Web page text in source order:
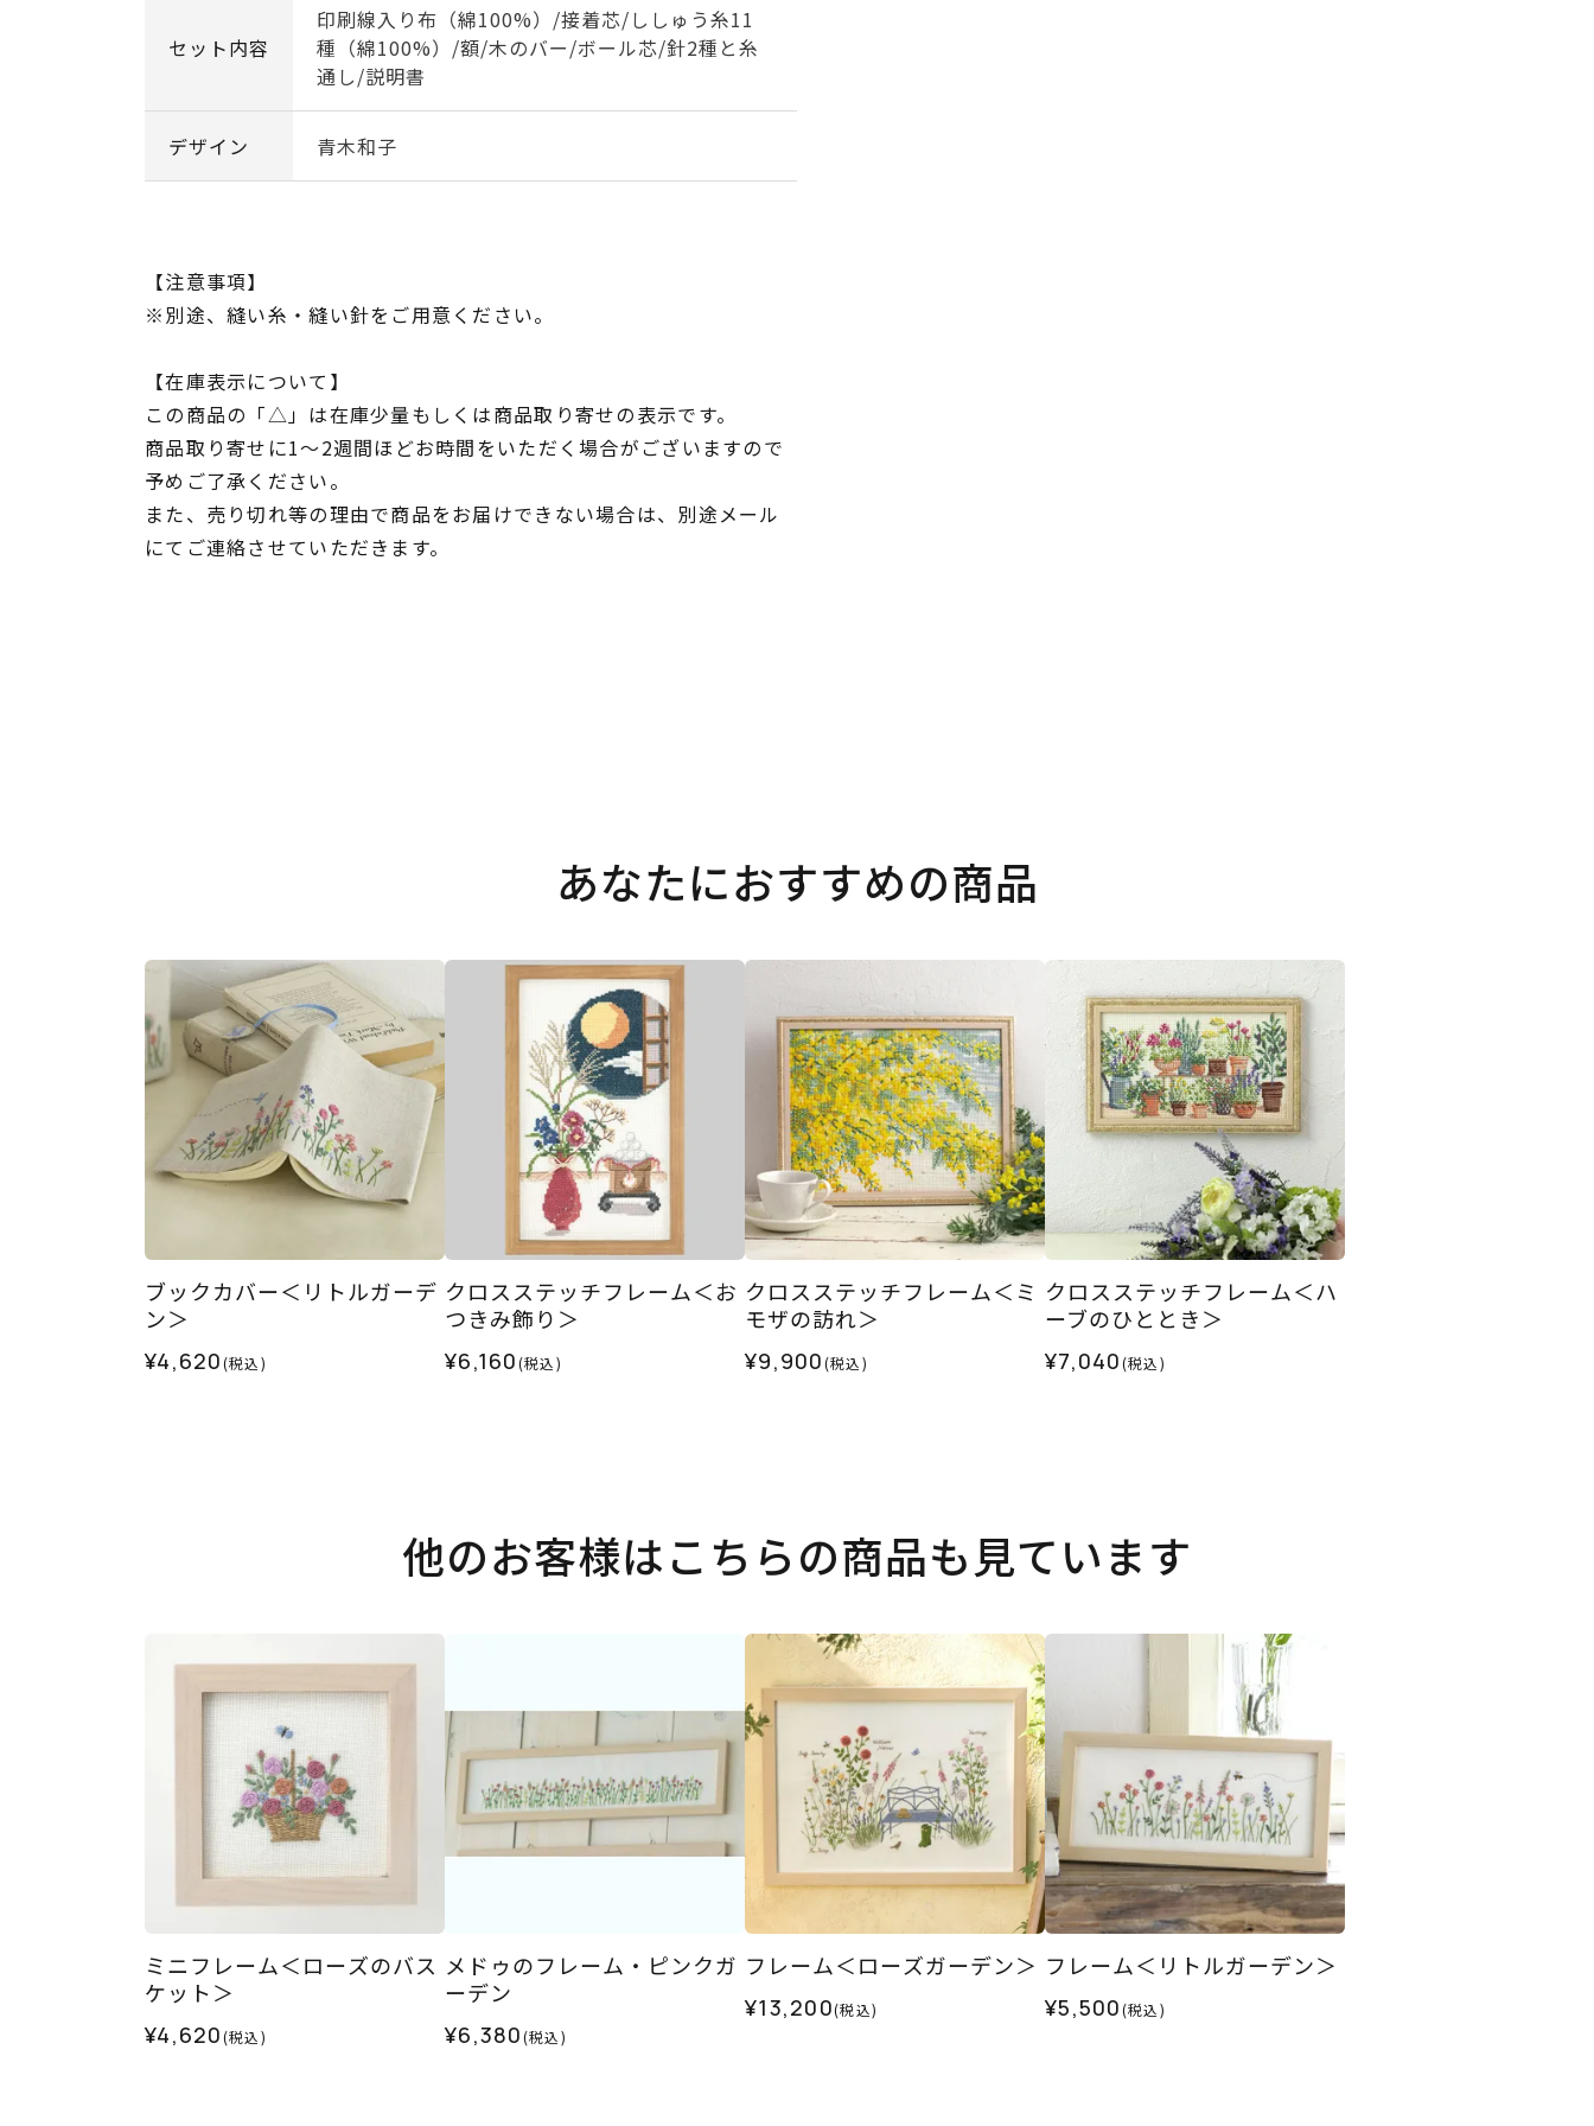
セット内容
印刷線入り布（綿100%）/接着芯/ししゅう糸11
種（綿100%）/額/木のバー/ボール芯/針2種と糸
通し/説明書
デザイン 青木和子
【注意事項】
※別途、縫い糸・縫い針をご用意ください。
【在庫表示について】
この商品の「△」は在庫少量もしくは商品取り寄せの表示です。
商品取り寄せに1～2週間ほどお時間をいただく場合がございますので
予めご了承ください。
また、売り切れ等の理由で商品をお届けできない場合は、別途メール
にてご連絡させていただきます。
あなたにおすすめの商品
ブックカバー＜リトルガーデ
ン＞
¥4,620(税込)
クロスステッチフレーム＜お
つきみ飾り＞
¥6,160(税込)
クロスステッチフレーム＜ミ
モザの訪れ＞
¥9,900(税込)
クロスステッチフレーム＜ハ
ーブのひととき＞
¥7,040(税込)
他のお客様はこちらの商品も見ています
ミニフレーム＜ローズのバス
ケット＞
¥4,620(税込)
メドゥのフレーム・ピンクガ
ーデン
¥6,380(税込)
フレーム＜ローズガーデン＞
¥13,200(税込)
フレーム＜リトルガーデン＞
¥5,500(税込)